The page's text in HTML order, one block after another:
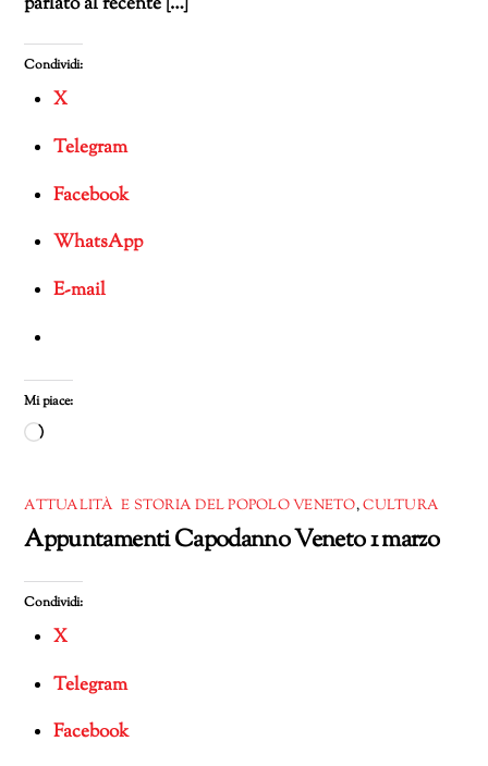
Condividi:
X
Telegram
Facebook
WhatsApp
E-mail
Mi piace:
Caricamento
corso…
ATTUALITÀ E STORIA DEL POPOLO VENETO,CULTURA
Appuntamenti Capodanno Veneto 1 marzo
Condividi:
X
Telegram
Facebook